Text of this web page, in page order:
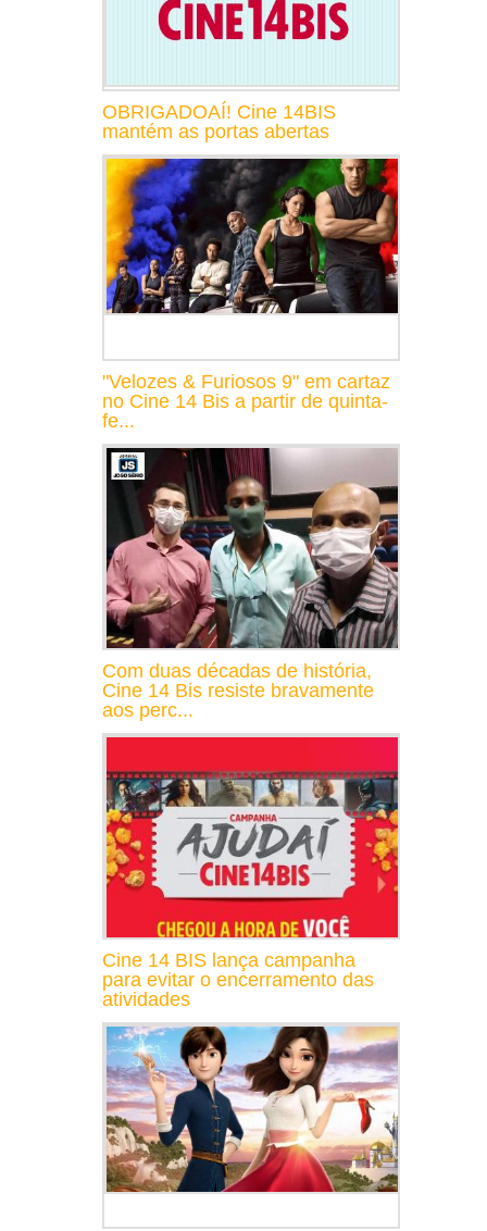
OBRIGADOAÍ! Cine 14BIS
mantém as portas abertas
"Velozes & Furiosos 9" em cartaz
no Cine 14 Bis a partir de quinta-
fe...
Com duas décadas de história,
Cine 14 Bis resiste bravamente
aos perc...
Cine 14 BIS lança campanha
para evitar o encerramento das
atividades